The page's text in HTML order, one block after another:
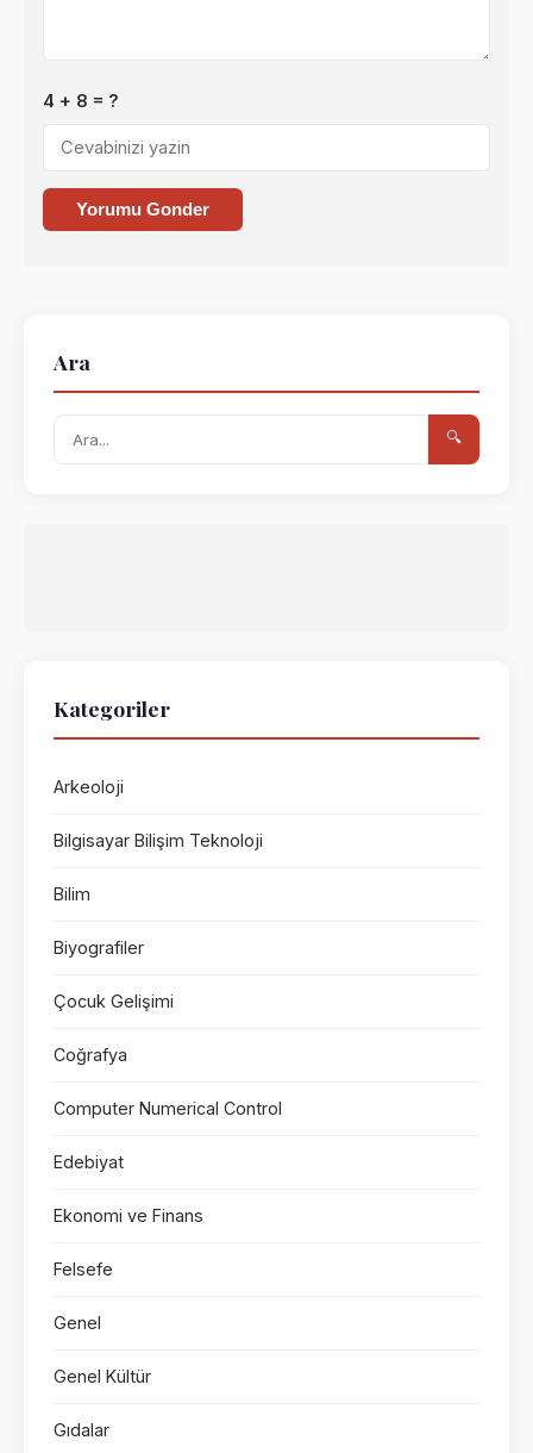
4 + 8 = ?
Yorumu Gonder
Ara
🔍
Kategoriler
Arkeoloji
Bilgisayar Bilişim Teknoloji
Bilim
Biyografiler
Çocuk Gelişimi
Coğrafya
Computer Numerical Control
Edebiyat
Ekonomi ve Finans
Felsefe
Genel
Genel Kültür
Gıdalar